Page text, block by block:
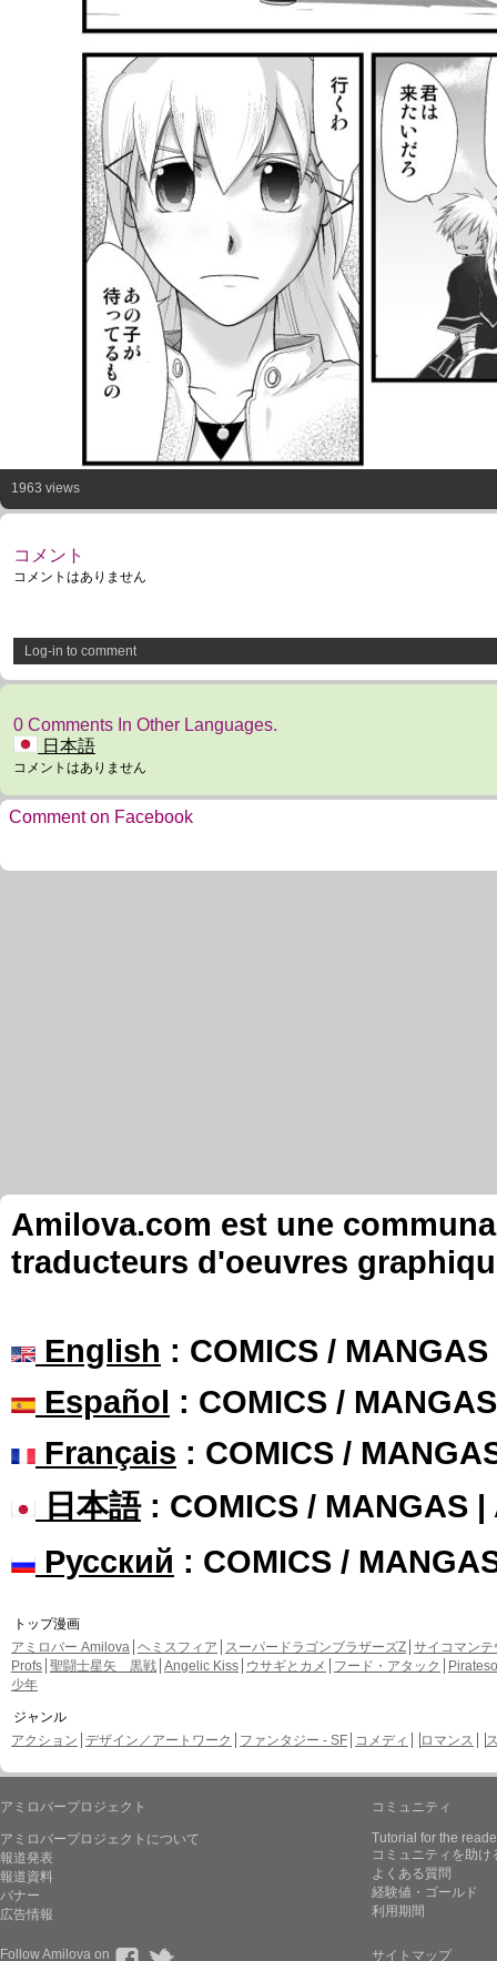
1963 views
コメント
コメントはありません
Log-in to comment
0 Comments In Other Languages.
日本語
コメントはありません
Comment on Facebook
Amilova.com est une
traducteurs d'oeuvres
English : COMICS /
Español : COMICS /
Français : COMICS /
日本語: COMICS / MANGAS |
Русский : COMICS /
トップ漫画
アミロバー Amilova ヘミスフィア スーパードラゴンブラザーズZ サイコマンテ
Profs 聖闘士星矢 黒戦 Angelic Kiss ウサギとカメ フード・アタック
少年
ジャンル
アクション デザイン／アートワーク ファンタジー - SF コメディ ロマンス
アミロバープロジェクト
アミロバープロジェクトについて
報道発表
報道資料
バナー
広告情報
コミュニティ
Tutorial for the
コミュニティを助け
よくある質問
経験値・ゴールド
利用期間
Follow Amilova on サイトマップ